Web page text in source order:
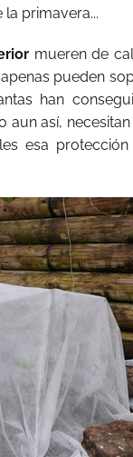
primavera...
mueren de
pueden
han
así,
esa